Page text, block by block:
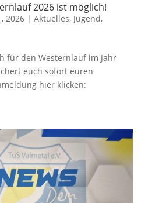
2026 ist möglich!
2026| Aktuelles, Jugend,
für den Westernlauf im Jahr
euch sofort euren
hier klicken: